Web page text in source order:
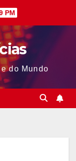
PM
do Mundo